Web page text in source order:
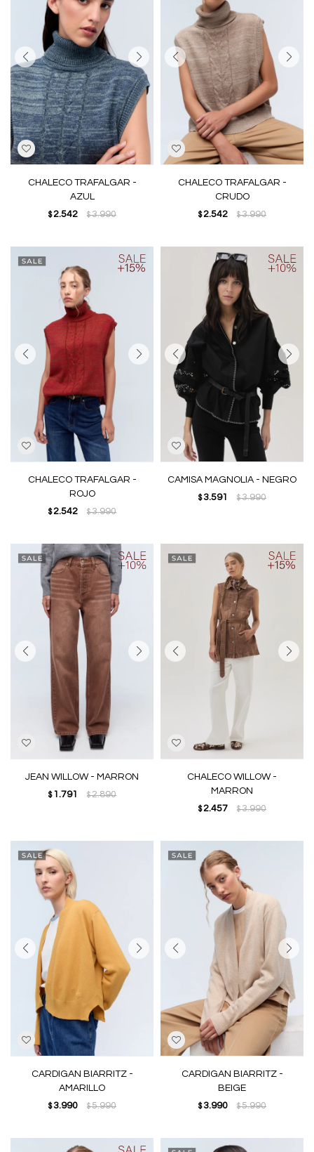
CHALECO TRAFALGAR -
AZUL
$ 2.542 $3.990
CHALECO TRAFALGAR -
CRUDO
$ 2.542 $3.990
CHALECO TRAFALGAR -
ROJO
$ 2.542 $3.990
CAMISA MAGNOLIA - NEGRO
$ 3.591 $3.990
JEAN WILLOW - MARRON
$ 1.791 $2.890
CHALECO WILLOW -
MARRON
$ 2.457 $3.990
CARDIGAN BIARRITZ -
AMARILLO
$ 3.990 $5.990
CARDIGAN BIARRITZ -
BEIGE
$ 3.990 $5.990